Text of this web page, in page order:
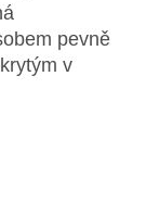
pevně
v